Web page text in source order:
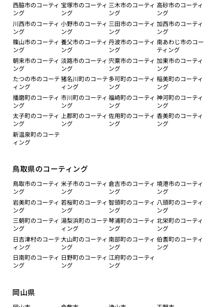
西脇市のコーティ
ング
宝塚市のコーティ
ング
三木市のコーティ
ング
高砂市のコーティ
ング
川西市のコーティ
ング
小野市のコーティ
ング
三田市のコーティ
ング
加西市のコーティ
ング
篠山市のコーティ
ング
養父市のコーティ
ング
丹波市のコーティ
ング
南あわじ市のコー
ティング
朝来市のコーティ
ング
淡路市のコーティ
ング
宍粟市のコーティ
ング
加東市のコーティ
ング
たつの市のコーテ
ィング
猪名川町のコーテ
ィング
多可町のコーティ
ング
稲美町のコーティ
ング
播磨町のコーティ
ング
市川町のコーティ
ング
福崎町のコーティ
ング
神河町のコーティ
ング
太子町のコーティ
ング
上郡町のコーティ
ング
佐用町のコーティ
ング
香美町のコーティ
ング
新温泉町のコーテ
ィング
鳥取県のコーティング
鳥取市のコーティ
ング
米子市のコーティ
ング
倉吉市のコーティ
ング
境港市のコーティ
ング
岩美町のコーティ
ング
若桜町のコーティ
ング
智頭町のコーティ
ング
八頭町のコーティ
ング
三朝町のコーティ
ング
湯梨浜町のコーテ
ィング
琴浦町のコーティ
ング
北栄町のコーティ
ング
日吉津村のコーテ
ィング
大山町のコーティ
ング
南部町のコーティ
ング
伯耆町のコーティ
ング
日南町のコーティ
ング
日野町のコーティ
ング
江府町のコーティ
ング
岡山県